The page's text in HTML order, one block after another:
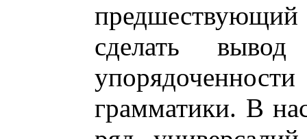
сделать
грамматики. В